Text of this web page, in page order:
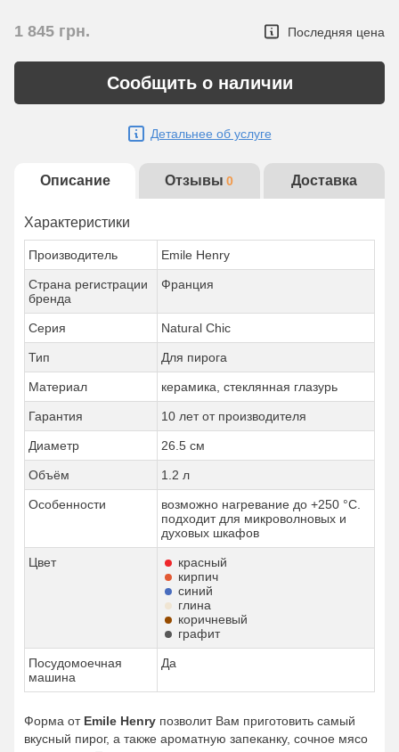
1 845 грн. Последняя цена
Сообщить о наличии
Детальнее об услуге
Описание Отзывы 0 Доставка
Характеристики
Производитель Emile Henry
Страна регистрации
бренда
Франция
Серия Natural Chic
Тип Для пирога
Материал керамика, стеклянная глазурь
Гарантия 10 лет от производителя
Диаметр 26.5 см
Объём 1.2 л
Особенности
возможно нагревание до +250 °C.
подходит для микроволновых и
духовых шкафов
Цвет
красный
кирпич
синий
глина
коричневый
графит
Посудомоечная
машина
Да
Форма от Emile Henry позволит Вам приготовить самый
вкусный пирог, а также ароматную запеканку, сочное мясо